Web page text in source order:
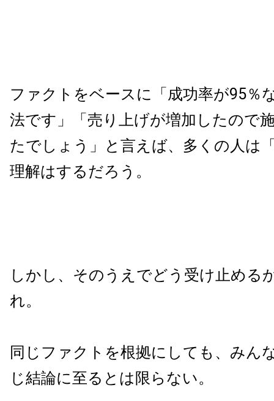
ファクトをベースに「成功率が95％
法です」「売り上げが増加したので
たでしょう」と言えば、多くの人は
理解はするだろう。
しかし、そのうえでどう受け止める
れ。
同じファクトを根拠にしても、みん
じ結論に至るとは限らない。